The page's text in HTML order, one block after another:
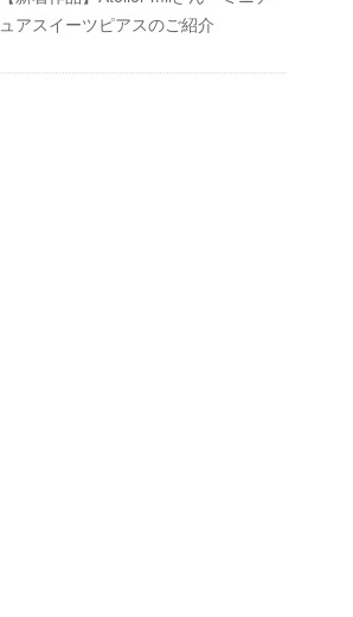
ュアスイーツピアスのご紹介